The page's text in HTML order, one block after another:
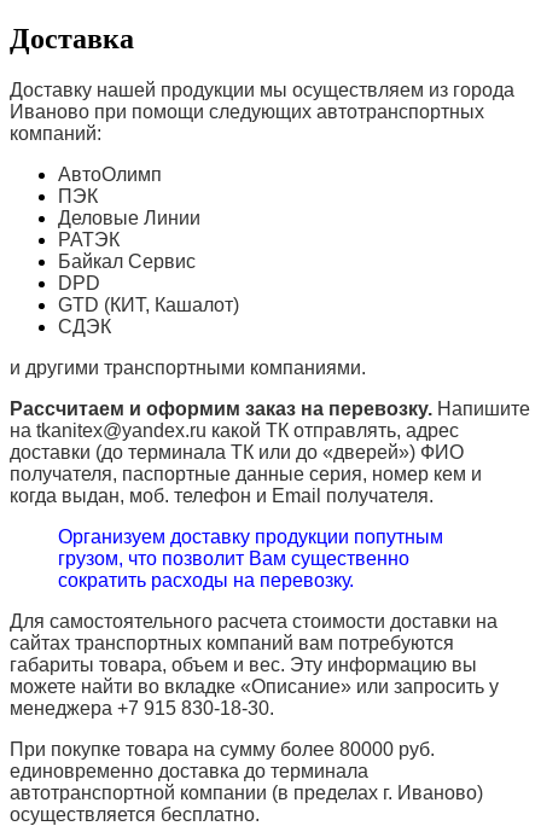
Доставка
Доставку нашей продукции мы осуществляем из города
Иваново при помощи следующих автотранспортных
компаний:
АвтоОлимп
ПЭК
Деловые Линии
РАТЭК
Байкал Сервис
DPD
GTD (КИТ, Кашалот)
СДЭК
и другими транспортными компаниями.
Рассчитаем и оформим заказ на перевозку. Напишите
на tkanitex@yandex.ru какой ТК отправлять, адрес
доставки (до терминала ТК или до «дверей») ФИО
получателя, паспортные данные серия, номер кем и
когда выдан, моб. телефон и Email получателя.
Организуем доставку продукции попутным
грузом, что позволит Вам существенно
сократить расходы на перевозку.
Для самостоятельного расчета стоимости доставки на
сайтах транспортных компаний вам потребуются
габариты товара, объем и вес. Эту информацию вы
можете найти во вкладке «Описание» или запросить у
менеджера +7 915 830-18-30.
При покупке товара на сумму более 80000 руб.
единовременно доставка до терминала
автотранспортной компании (в пределах г. Иваново)
осуществляется бесплатно.